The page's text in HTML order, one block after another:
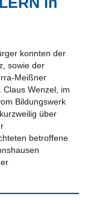
konnten der
sowie der
Meißner
Wenzel, im
Bildungswerk
über
betroffene